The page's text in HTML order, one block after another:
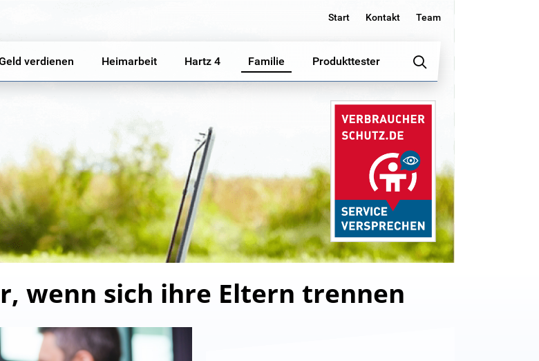
Start Kontakt Team
verdienen Heimarbeit Hartz 4 Familie Produkttester
wenn sich ihre Eltern trennen